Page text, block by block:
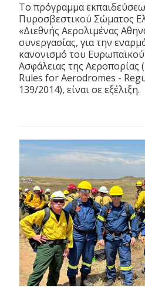
Το πρόγραμμα
Πυροσβεστικού Σώματος
«Διεθνής Αερολιμένας
συνεργασίας, για την
κανονισμό του
Ασφάλειας της Αεροπορίας
Rules for Aerodromes -
139/2014), είναι σε εξέλιξη.